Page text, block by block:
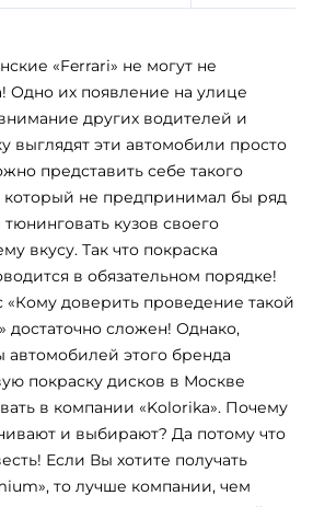
«Ferrari» не могут не
Одно их появление на улице
других водителей и
выглядят эти автомобили просто
представить себе такого
который не предпринимал бы ряд
кузов своего
вкусу. Так что покраска
в обязательном порядке!
доверить проведение такой
достаточно сложен! Однако,
этого бренда
покраску дисков в Москве
в компании «Kolorika». Почему
и выбирают? Да потому что
Если Вы хотите получать
то лучше компании, чем